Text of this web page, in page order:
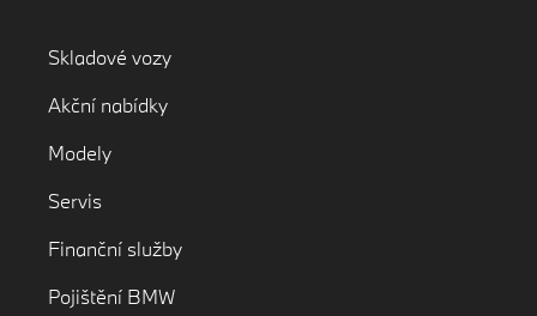
Skladové vozy
Akční nabídky
Modely
Servis
Finanční služby
Pojištění BMW